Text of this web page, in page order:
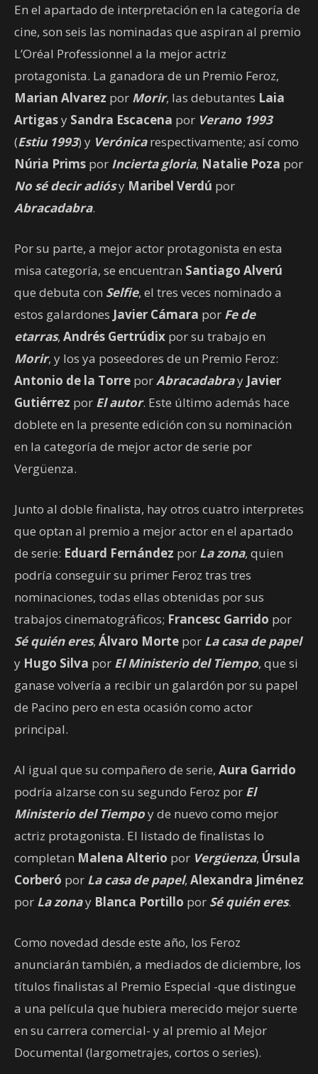
En el apartado de interpretación en la categoría de
cine, son seis las nominadas que aspiran al premio
L’Oréal Professionnel a la mejor actriz
protagonista. La ganadora de un Premio Feroz,
Marian Alvarez por Morir, las debutantes Laia
Artigasy Sandra Escacena por Verano 1993
(Estiu 1993) y Verónica respectivamente; así como
Núria Prims por Incierta gloria, Natalie Poza por
No sé decir adiósy Maribel Verdú por
Abracadabra.
Por su parte, a mejor actor protagonista en esta
misa categoría, se encuentran Santiago Alverú
que debuta con Selfie, el tres veces nominado a
estos galardones Javier Cámara por Fe de
etarras, Andrés Gertrúdix por su trabajo en
Morir, y los ya poseedores de un Premio Feroz:
Antonio de la Torre porAbracadabray Javier
Gutiérrez por El autor. Este último además hace
doblete en la presente edición con su nominación
en la categoría de mejor actor de serie por
Vergüenza.
Junto al doble finalista, hay otros cuatro interpretes
que optan al premio a mejor actor en el apartado
de serie: Eduard Fernández por La zona, quien
podría conseguir su primer Feroz tras tres
nominaciones, todas ellas obtenidas por sus
trabajos cinematográficos; Francesc Garrido por
Sé quién eres, Álvaro Morte por La casa de papel
y Hugo Silva por El Ministerio del Tiempo, que si
ganase volvería a recibir un galardón por su papel
de Pacino pero en esta ocasión como actor
principal.
Al igual que su compañero de serie, Aura Garrido
podría alzarse con su segundo Feroz por El
Ministerio del Tiempoy de nuevo como mejor
actriz protagonista. El listado de finalistas lo
completan Malena Alterio por Vergüenza, Úrsula
Corberó por La casa de papel, Alexandra Jiménez
por La zonay Blanca Portillo por Sé quién eres.
Como novedad desde este año, los Feroz
anunciarán también, a mediados de diciembre, los
títulos finalistas al Premio Especial -que distingue
a una película que hubiera merecido mejor suerte
en su carrera comercial- y al premio al Mejor
Documental (largometrajes, cortos o series).